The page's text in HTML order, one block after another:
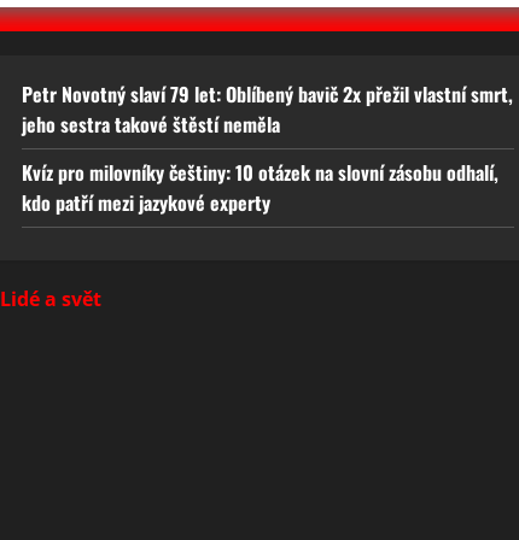
Petr Novotný slaví 79 let: Oblíbený bavič 2x přežil vlastní smrt,
jeho sestra takové štěstí neměla
Kvíz pro milovníky češtiny: 10 otázek na slovní zásobu odhalí,
kdo patří mezi jazykové experty
Lidé a svět